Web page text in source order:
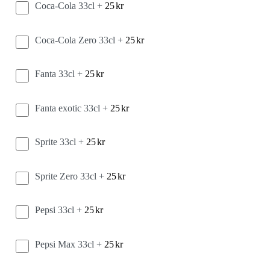
Coca-Cola 33cl + 25kr
Coca-Cola Zero 33cl + 25kr
Fanta 33cl + 25kr
Fanta exotic 33cl + 25kr
Sprite 33cl + 25kr
Sprite Zero 33cl + 25kr
Pepsi 33cl + 25kr
Pepsi Max 33cl + 25kr